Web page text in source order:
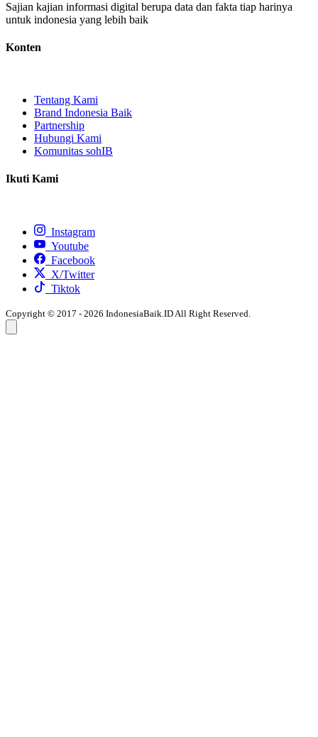
Sajian kajian informasi digital berupa data dan fakta tiap harinya
untuk indonesia yang lebih baik
Konten
Tentang Kami
Brand Indonesia Baik
Partnership
Hubungi Kami
Komunitas sohIB
Ikuti Kami
Instagram
Youtube
Facebook
X/Twitter
Tiktok
Copyright © 2017 - 2026 IndonesiaBaik.ID All Right Reserved.